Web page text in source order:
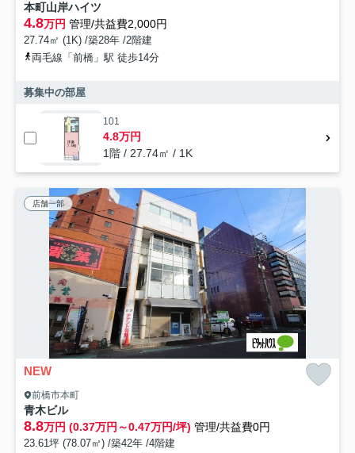
本町山岸ハイツ
4.8万円 管理/共益費2,000円
27.74㎡ (1K) /築28年 /2階建
両毛線「前橋」駅 徒歩14分
募集中の部屋
101
4.8万円
1階 / 27.74㎡ / 1K
店舗一部
NEW
前橋市本町
青木ビル
8.8万円 (0.37万円～0.47万円/坪) 管理/共益費0円
23.61坪 (78.07㎡) /築42年 /4階建